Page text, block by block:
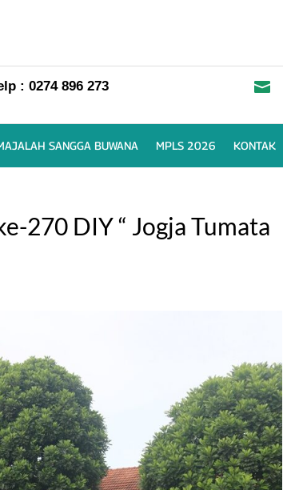
: 0274 896 273 
SANGGA BUWANA MPLS 2026 KONTAK
270 DIY “ Jogja Tumata